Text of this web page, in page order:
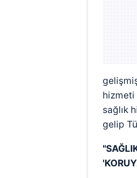
hizmeti
sağlık
gelip